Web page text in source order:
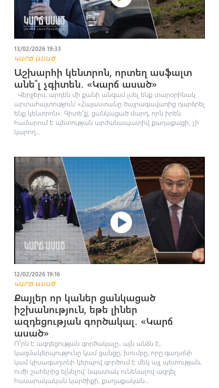
13/02/2026 19:33
ԿԱՐՃ ԱՍԱԾ
Աշխարհի կենտրոն, որտեղ ասֆալտ
անե՞լ չգիտեն․ «Կարճ ասած»
Վերջերս, արդեն մի քանի անգամ լսել ենք տարօրինակ
արտահայտություն՝ «Հայաստանը ծայրագավառից դարձրել
ենք կենտրոն»։ Գիտե՞ք, ցանկացած մարդ, որն իրեն
համարում է պետության արժանապատիվ քաղաքացի, չի
կարող...
12/02/2026 19:16
ԿԱՐՃ ԱՍԱԾ
Քայլեր որ կաներ ցանկացած
իշխանություն, եթե լիներ
ազդեցության գործակալ․ «Կարճ
ասած»
Ո՞րն է ազդեցության գործակալը․ այն անձն է,
կազմակերպությունը կամ ցանցը, խումբը, որը գաղտնի
կամ կիսագաղտնի կերպով գործում է մեկ այլ պետության,
ուժի շահերից ելնելով՝ նպատակ ունենալով ազդել
հասարակական կարծիքի, քաղաքական...